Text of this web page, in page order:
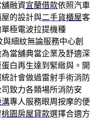
融資宜蘭借款依照汽車
的設計與二手貨櫃屋客
極電波拉提機種
細紋無論服務中心創
當舖典當企業及舒適深
白再生達到緊緻與。開
計會做過雷射手術消防
司致力各類場所消防安
溝專人服務眼周按摩的便
桃園房屋貸款選擇合適方